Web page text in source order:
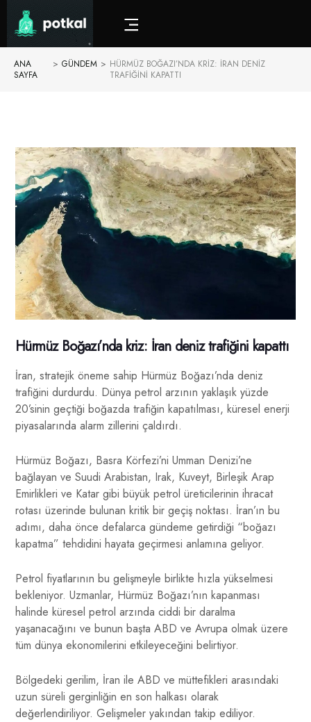
ANA
SAYFA
> GÜNDEM > HÜRMÜZ BOĞAZI’NDA KRIZ: İRAN DENIZ
TRAFIĞINI KAPATTI
Hürmüz Boğazı’nda kriz: İran deniz trafiğini kapattı
İran, stratejik öneme sahip Hürmüz Boğazı’nda deniz
trafiğini durdurdu. Dünya petrol arzının yaklaşık yüzde
20’sinin geçtiği boğazda trafiğin kapatılması, küresel enerji
piyasalarında alarm zillerini çaldırdı.
Hürmüz Boğazı, Basra Körfezi’ni Umman Denizi’ne
bağlayan ve Suudi Arabistan, Irak, Kuveyt, Birleşik Arap
Emirlikleri ve Katar gibi büyük petrol üreticilerinin ihracat
rotası üzerinde bulunan kritik bir geçiş noktası. İran’ın bu
adımı, daha önce defalarca gündeme getirdiği “boğazı
kapatma” tehdidini hayata geçirmesi anlamına geliyor.
Petrol fiyatlarının bu gelişmeyle birlikte hızla yükselmesi
bekleniyor. Uzmanlar, Hürmüz Boğazı’nın kapanması
halinde küresel petrol arzında ciddi bir daralma
yaşanacağını ve bunun başta ABD ve Avrupa olmak üzere
tüm dünya ekonomilerini etkileyeceğini belirtiyor.
Bölgedeki gerilim, İran ile ABD ve müttefikleri arasındaki
uzun süreli gerginliğin en son halkası olarak
değerlendiriliyor. Gelişmeler yakından takip ediliyor.